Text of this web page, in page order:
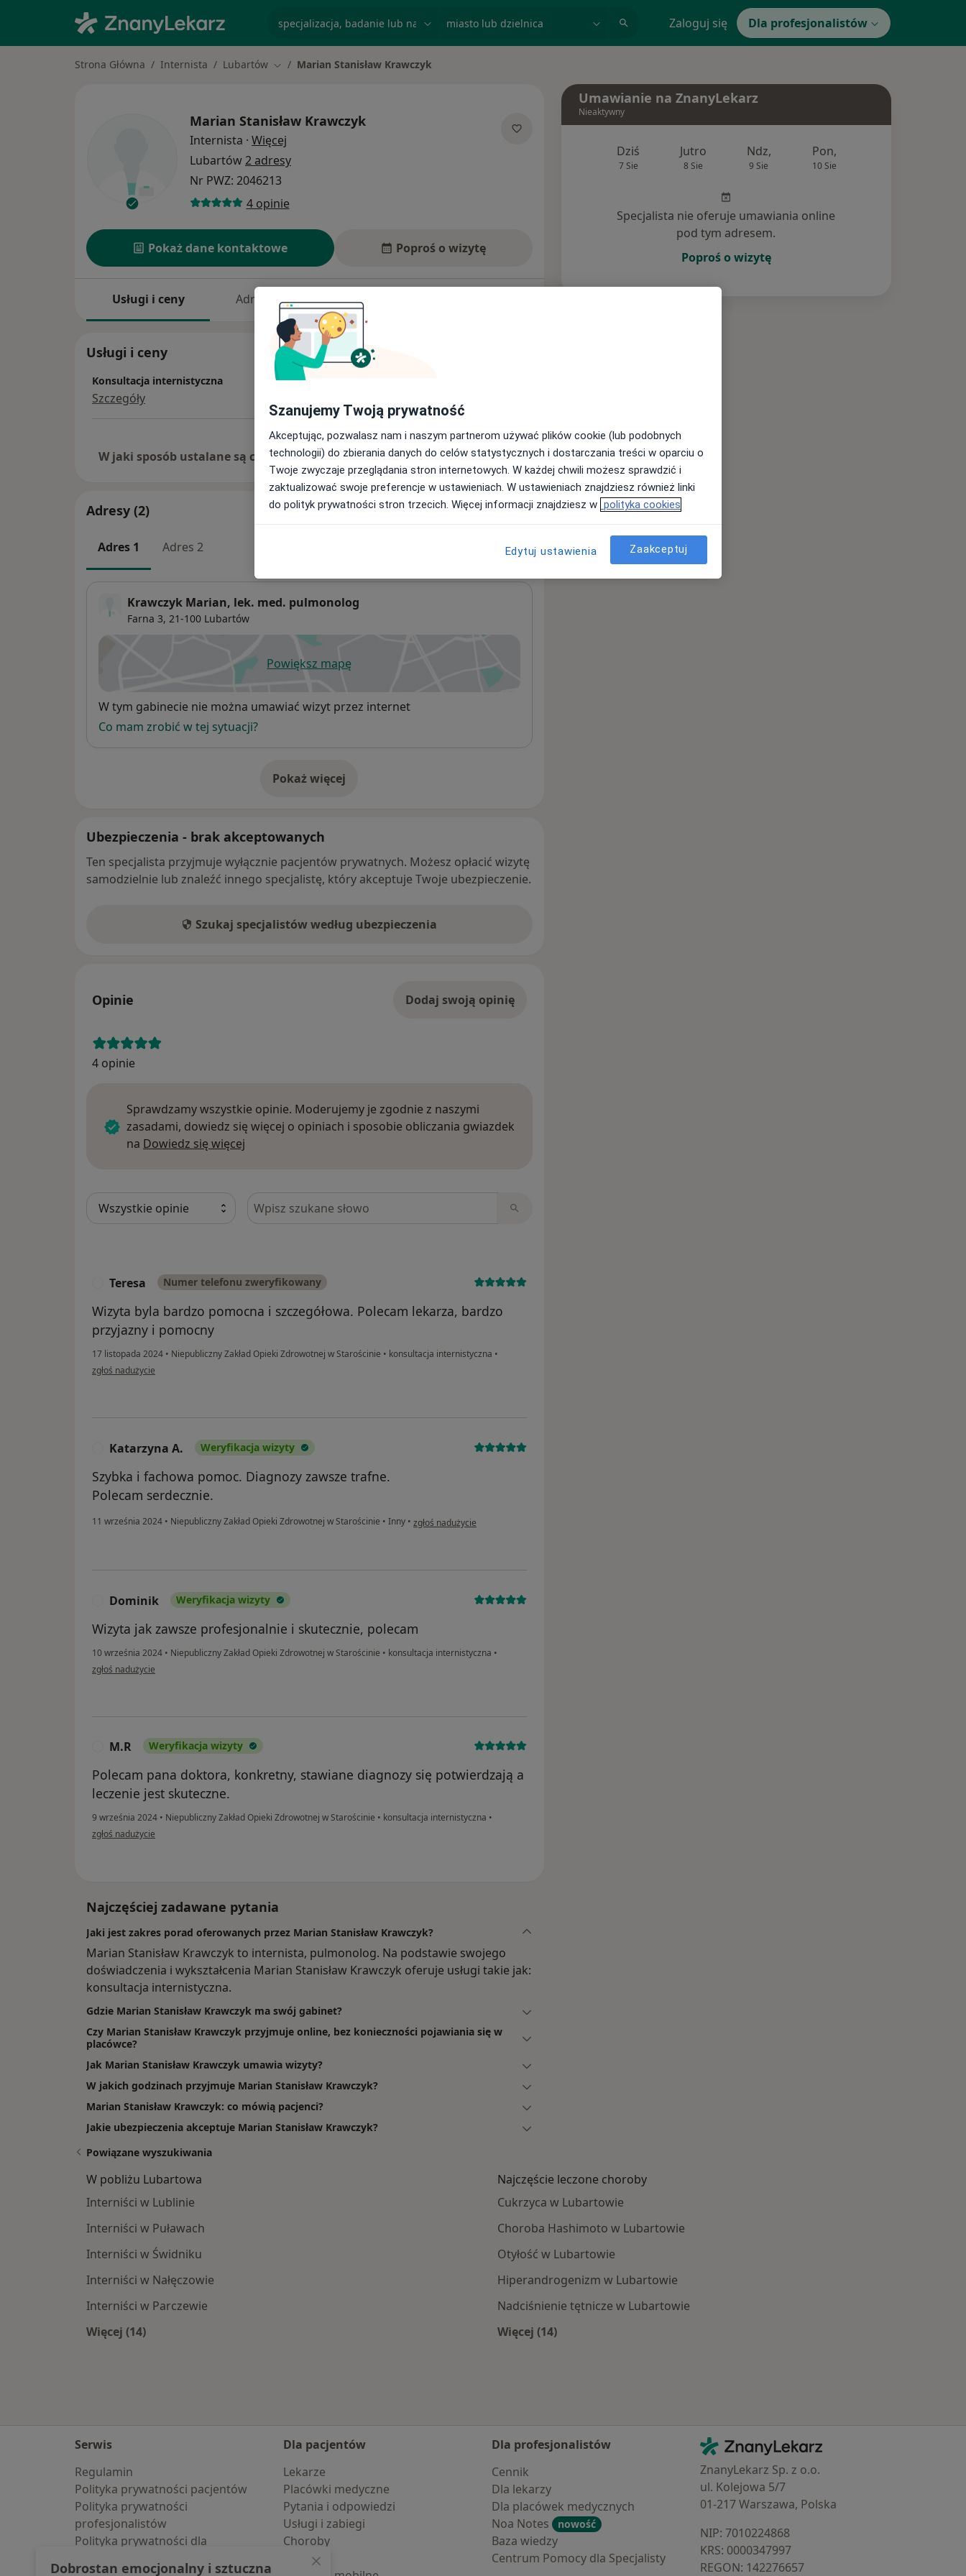
Zaloguj się Dla profesjonalistów
Strona Główna Internista Lubartów Zmień miasto
Marian Stanisław Krawczyk
Marian Stanisław Krawczyk
Internista · Więcej
Lubartów2 adresy
Nr PWZ: 2046213
4 opinie
Pokaż dane kontaktowe Poproś o wizytę
Usługi i ceny Adresy Ubezpieczenia
Usługi i ceny
Konsultacja internistyczna
Szczegóły
W jaki sposób ustalane są ceny?
Adresy (2)
Adres 1 Adres 2
Krawczyk Marian, lek. med. pulmonolog
Farna 3, 21-100 Lubartów
Powiększ mapęotwiera się w nowej karcie
Dostępność
W tym gabinecie nie można umawiać wizyt przez internet
Co mam zrobić w tej sytuacji?
Pokaż więcej
o adresie
Ubezpieczenia - brak akceptowanych
Ten specjalista przyjmuje wyłącznie pacjentów prywatnych. Możesz opłacić wizytę
samodzielnie lub znaleźć innego specjalistę, który akceptuje Twoje ubezpieczenie.
Szukaj specjalistów według ubezpieczenia
Opinie Dodaj swoją opinię
4 opinie
Sprawdzamy wszystkie opinie. Moderujemy je zgodnie z naszymi
zasadami, dowiedz się więcej o opiniach i sposobie obliczania gwiazdek
na Dowiedz się więcej
Szukaj w opiniach
Teresa Numer telefonu zweryfikowany
Wizyta byla bardzo pomocna i szczegółowa. Polecam lekarza, bardzo
przyjazny i pomocny
17 listopada 2024 • Niepubliczny Zakład Opieki Zdrowotnej w Starościnie • konsultacja internistyczna •
w opinii użytkownika Teresa
zgłoś nadużycie
Katarzyna A. Weryfikacja wizyty
Szybka i fachowa pomoc. Diagnozy zawsze trafne.
Polecam serdecznie.
11 września 2024 • Niepubliczny Zakład Opieki Zdrowotnej w Starościnie • Inny • w opinii użytkownika Katarzyna A.
zgłoś nadużycie
Dominik Weryfikacja wizyty
Wizyta jak zawsze profesjonalnie i skutecznie, polecam
10 września 2024 • Niepubliczny Zakład Opieki Zdrowotnej w Starościnie • konsultacja internistyczna •
w opinii użytkownika Dominik
zgłoś nadużycie
M.R Weryfikacja wizyty
Polecam pana doktora, konkretny, stawiane diagnozy się potwierdzają a
leczenie jest skuteczne.
9 września 2024 • Niepubliczny Zakład Opieki Zdrowotnej w Starościnie • konsultacja internistyczna •
w opinii użytkownika M.R
zgłoś nadużycie
Najczęściej zadawane pytania
Jaki jest zakres porad oferowanych przez Marian Stanisław Krawczyk?
Marian Stanisław Krawczyk to internista, pulmonolog. Na podstawie swojego
doświadczenia i wykształcenia Marian Stanisław Krawczyk oferuje usługi takie jak:
konsultacja internistyczna.
Gdzie Marian Stanisław Krawczyk ma swój gabinet?
Czy Marian Stanisław Krawczyk przyjmuje online, bez konieczności pojawiania się w
placówce?
Jak Marian Stanisław Krawczyk umawia wizyty?
W jakich godzinach przyjmuje Marian Stanisław Krawczyk?
Marian Stanisław Krawczyk: co mówią pacjenci?
Jakie ubezpieczenia akceptuje Marian Stanisław Krawczyk?
Umawianie na ZnanyLekarz
Nieaktywny
Dziś
7 Sie
Jutro
8 Sie
Ndz,
9 Sie
Pon,
10 Sie
Specjalista nie oferuje umawiania online
pod tym adresem.
Poproś o wizytę
Powiązane wyszukiwania
W pobliżu Lubartowa
Interniści w Lublinie
Interniści w Puławach
Interniści w Świdniku
Interniści w Nałęczowie
Interniści w Parczewie
Więcej (14)
Najczęście leczone choroby
Cukrzyca w Lubartowie
Choroba Hashimoto w Lubartowie
Otyłość w Lubartowie
Hiperandrogenizm w Lubartowie
Nadciśnienie tętnicze w Lubartowie
Więcej (14)
Serwis
Regulamin
Polityka prywatności pacjentów
Polityka prywatności
profesjonalistów
Polityka prywatności dla
Dla pacjentów
Lekarze
Placówki medyczne
Pytania i odpowiedzi
Usługi i zabiegi
Choroby
Pomoc
Dla profesjonalistów
Cennik
Dla lekarzy
Dla placówek medycznych
Noa Notes
nowość
Baza wiedzy
Centrum Pomocy dla Specjalisty
Kontakt
ZnanyLekarz - Strona główna
ZnanyLekarz Sp. z o.o.
ul. Kolejowa 5/7
01-217 Warszawa, Polska
NIP: ⁠7010224868
KRS: ⁠0000347997
REGON: ⁠142276657
Szanujemy Twoją prywatność
Akceptując, pozwalasz nam i naszym partnerom używać plików cookie (lub podobnych
technologii) do zbierania danych do celów statystycznych i dostarczania treści w oparciu o
Twoje zwyczaje przeglądania stron internetowych. W każdej chwili możesz sprawdzić i
zaktualizować swoje preferencje w ustawieniach. W ustawieniach znajdziesz również linki
do polityk prywatności stron trzecich. Więcej informacji znajdziesz w polityka cookies
Edytuj ustawienia Zaakceptuj
Dobrostan emocjonalny i sztuczna